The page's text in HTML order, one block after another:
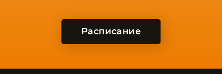
Расписание